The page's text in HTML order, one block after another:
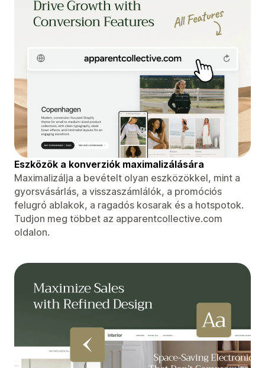
Eszközök a konverziók maximalizálására
Maximalizálja a bevételt olyan eszközökkel, mint a
gyorsvásárlás, a visszaszámlálók, a promóciós
felugró ablakok, a ragadós kosarak és a hotspotok.
Tudjon meg többet az apparentcollective.com
oldalon.